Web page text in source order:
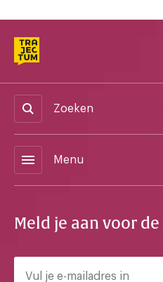
Zoeken
menu Menu
Meld je aan voor